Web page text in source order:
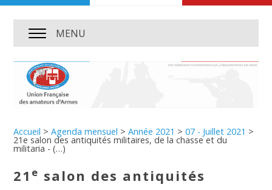
MENU
Accueil >Agenda mensuel >Année 2021 >07 - Juillet 2021 >
21e salon des antiquités militaires, de la chasse et du
militaria - (…)
21 e salon des antiquités